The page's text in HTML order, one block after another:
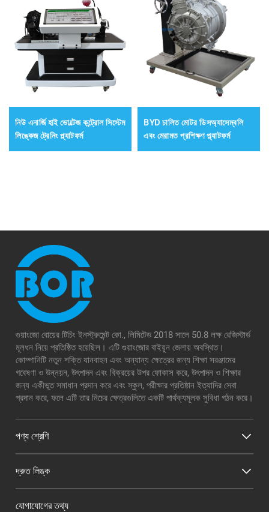
নিউ এনার্জি হাই ভোল্টেজ কন্ট্রোল সিস্টেম
লিঙ্কেজ ট্রেনিং প্ল্যাটফর্ম
BYD চালিত মোটর ডিসঅ্যাসেম্বলি
এবং মেরামত প্রশিক্ষণ প্ল্যাটফর্ম
গুয়াংজো বোয়ের টিচিং ইনস্ট্রুমেন্ট কো., লিমিটেড 2018 সালে 50.8 লক্ষ রেজিস্টার্ড
মূলধন নিয়ে প্রতিষ্ঠিত হয়েছিল। এটি গুয়াংজোর বাইয়ুন জেলায় অবস্থিত।
কোম্পানিটি নতুন শক্তি যানবাহন এবং অন্যান্য ক্ষেত্রের জন্য শিক্ষা সরঞ্জামের
গবেষণা ও উন্নয়ন, উৎপাদন এবং বিক্রয়ের উপর ফোকাস করে, উৎপাদন ও শিক্ষার
জন্য একীভূত সমাধান প্রদান করে এবং স্কুল, পরীক্ষার প্রতিষ্ঠান ইত্যাদির সেবা
প্রদান করে, ফলে এটি তার নিচের ক্ষেত্রগুলিতে একটি পার্থক্যমূলক সুবিধা গঠন করে।
পণ্য শ্রেণি
দ্রুত লিঙ্ক
যোগাযোগের তথ্য